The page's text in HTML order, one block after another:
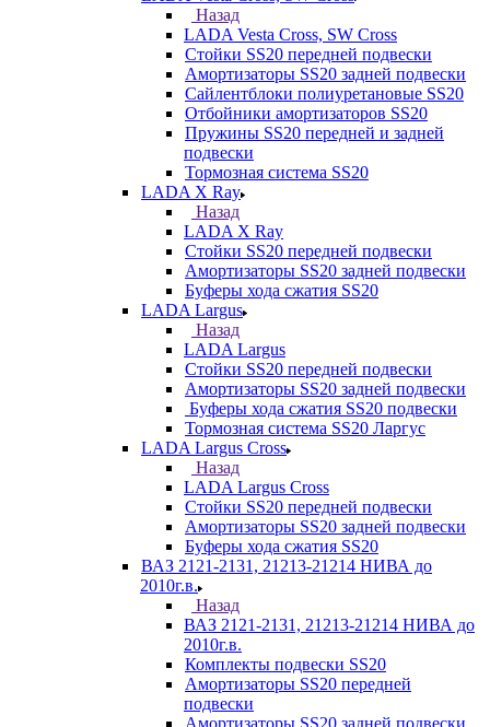
Назад
LADA Vesta Cross, SW Cross
Стойки SS20 передней подвески
Амортизаторы SS20 задней подвески
Сайлентблоки полиуретановые SS20
Отбойники амортизаторов SS20
Пружины SS20 передней и задней
подвески
Тормозная система SS20
LADA X Ray
Назад
LADA X Ray
Стойки SS20 передней подвески
Амортизаторы SS20 задней подвески
Буферы хода сжатия SS20
LADA Largus
Назад
LADA Largus
Стойки SS20 передней подвески
Амортизаторы SS20 задней подвески
Буферы хода сжатия SS20 подвески
Тормозная система SS20 Ларгус
LADA Largus Cross
Назад
LADA Largus Cross
Стойки SS20 передней подвески
Амортизаторы SS20 задней подвески
Буферы хода сжатия SS20
ВАЗ 2121-2131, 21213-21214 НИВА до
2010г.в.
Назад
ВАЗ 2121-2131, 21213-21214 НИВА до
2010г.в.
Комплекты подвески SS20
Амортизаторы SS20 передней
подвески
Амортизаторы SS20 задней подвески